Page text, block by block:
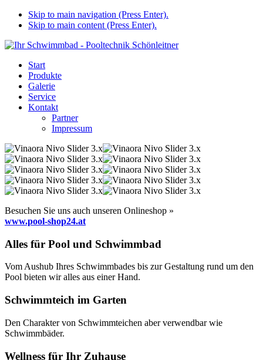
Skip to main navigation (Press Enter).
Skip to main content (Press Enter).
Start
Produkte
Galerie
Service
Kontakt
Partner
Impressum
Besuchen Sie uns auch unseren Onlineshop »
www.pool-shop24.at
Alles für Pool und Schwimmbad
Vom Aushub Ihres Schwimmbades bis zur Gestaltung rund um den
Pool bieten wir alles aus einer Hand.
Schwimmteich im Garten
Den Charakter von Schwimmteichen aber verwendbar wie
Schwimmbäder.
Wellness für Ihr Zuhause